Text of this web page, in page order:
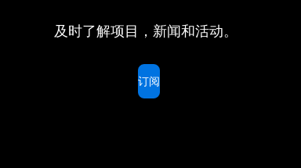
及时了解项目，新闻和活动。
订阅